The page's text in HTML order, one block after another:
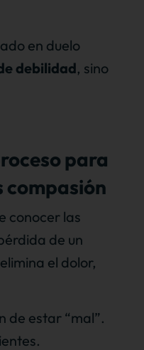
en duelo
debilidad, sino
para
conocer las
de un
el dolor,
de estar “mal”.